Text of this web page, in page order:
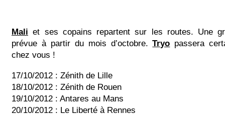
Mali et ses copains repartent sur les routes. Une
prévue à partir du mois d’octobre.Tryo passera
chez vous !
17/10/2012 : Zénith de Lille
18/10/2012 : Zénith de Rouen
19/10/2012 : Antares au Mans
20/10/2012 : Le Liberté à Rennes